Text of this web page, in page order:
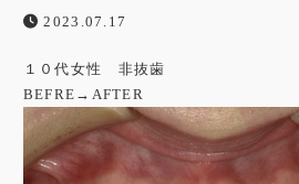
2023.07.17
１０代女性 非抜歯
BEFRE→AFTER